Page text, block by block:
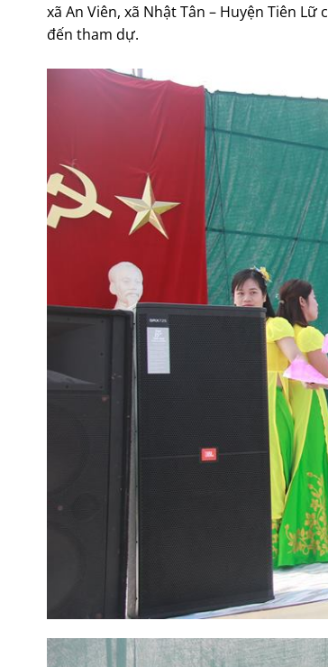
xã An Viên, xã Nhật Tân – Huyện Tiên
đến tham dự.